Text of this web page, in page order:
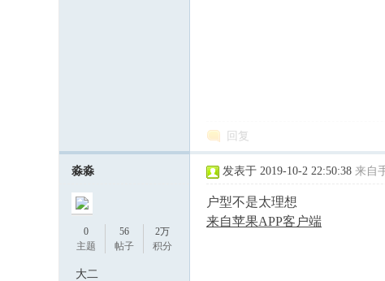
回复
淼淼
0
主题
56
帖子
2万
积分
大二
发表于 2019-10-2 22:50:38 来自
户型不是太理想
来自苹果APP客户端